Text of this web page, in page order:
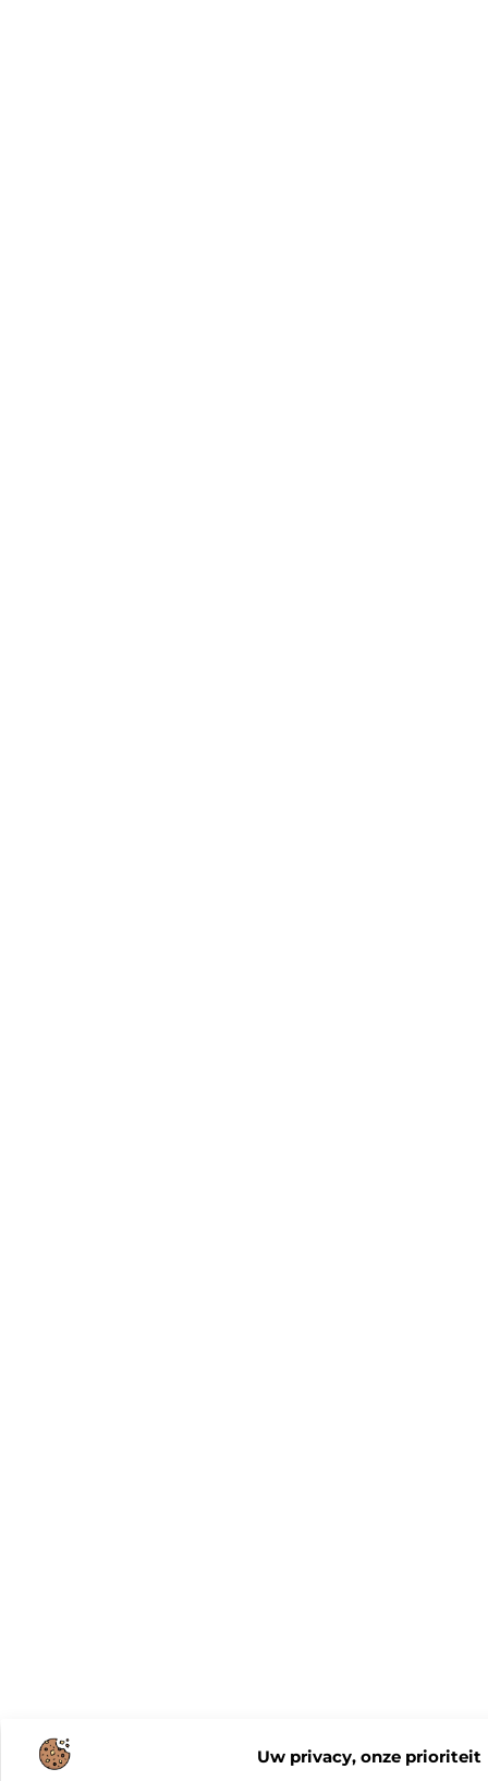
Uw privacy, onze prioriteit